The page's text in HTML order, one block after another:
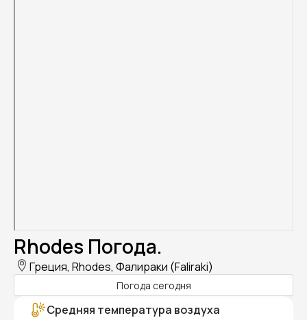
Rhodes Погода.
Греция, Rhodes, Фалираки (Faliraki)
Погода сегодня
Средняя температура воздуха